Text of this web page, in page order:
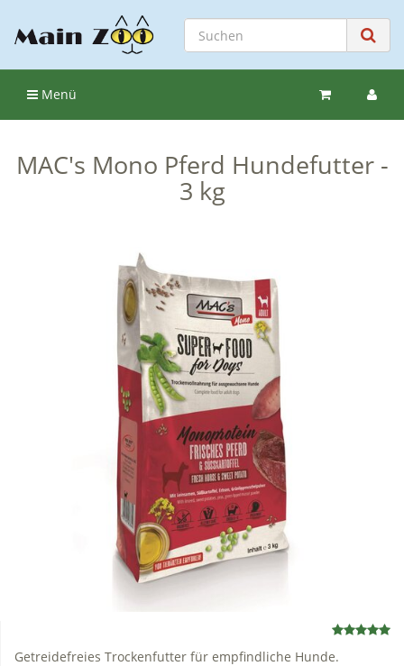
Menü
MAC's Mono Pferd Hundefutter -
3 kg
Getreidefreies Trockenfutter für empfindliche Hunde.